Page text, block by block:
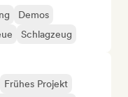
Demos
Schlagzeug
Frühes Projekt